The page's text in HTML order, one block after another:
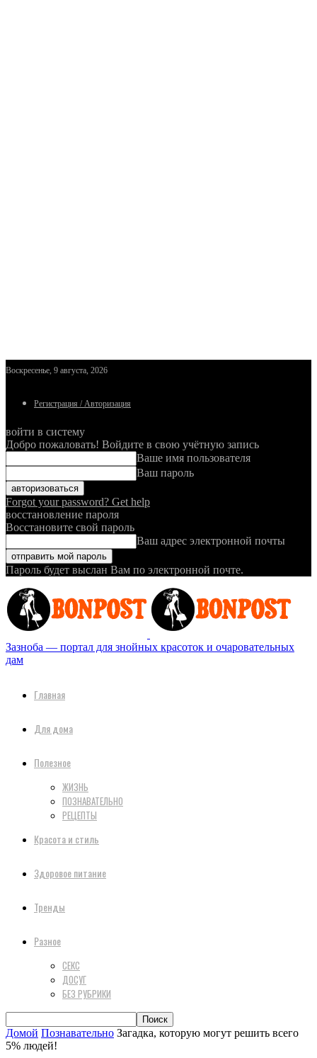
Воскресенье, 9 августа, 2026
Регистрация / Авторизация
войти в систему
Добро пожаловать! Войдите в свою учётную запись
Ваше имя пользователя
Ваш пароль
Forgot your password? Get help
восстановление пароля
Восстановите свой пароль
Ваш адрес электронной почты
Пароль будет выслан Вам по электронной почте.
Зазноба — портал для знойных красоток и очаровательных
дам
Главная
Для дома
Полезное
ЖИЗНЬ
ПОЗНАВАТЕЛЬНО
РЕЦЕПТЫ
Красота и стиль
Здоровое питание
Тренды
Разное
СЕКС
ДОСУГ
БЕЗ РУБРИКИ
Домой Познавательно Загадка, которую могут решить всего
5% людей!